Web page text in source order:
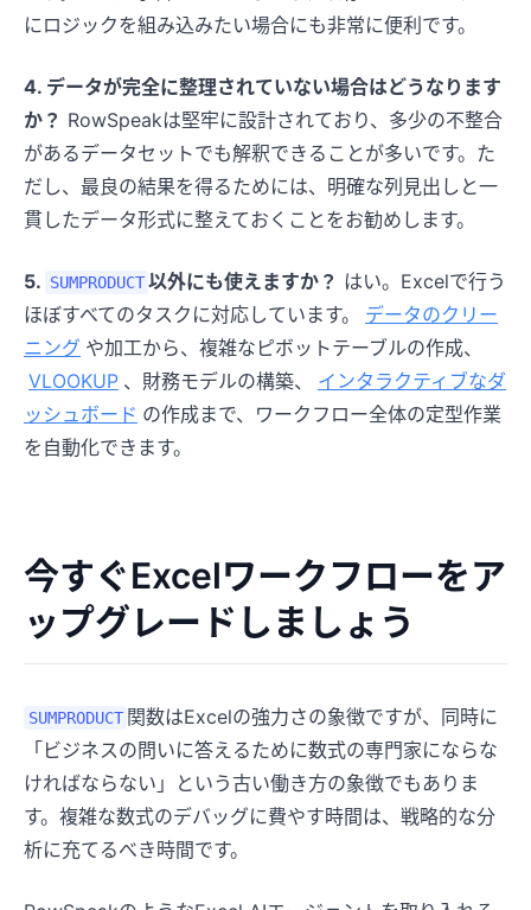
にロジックを組み込みたい場合にも非常に便利です。
4. データが完全に整理されていない場合はどうなります
か？ RowSpeakは堅牢に設計されており、多少の不整合
があるデータセットでも解釈できることが多いです。た
だし、最良の結果を得るためには、明確な列見出しと一
貫したデータ形式に整えておくことをお勧めします。
5. SUMPRODUCT 以外にも使えますか？ はい。Excelで行う
ほぼすべてのタスクに対応しています。
データのクリー
ニング や加工から、複雑なピボットテーブルの作成、
VLOOKUP 、財務モデルの構築、
インタラクティブなダ
ッシュボード の作成まで、ワークフロー全体の定型作業
を自動化できます。
今すぐExcelワークフローをア
ップグレードしましょう
SUMPRODUCT 関数はExcelの強力さの象徴ですが、同時に
「ビジネスの問いに答えるために数式の専門家にならな
ければならない」という古い働き方の象徴でもありま
す。複雑な数式のデバッグに費やす時間は、戦略的な分
析に充てるべき時間です。